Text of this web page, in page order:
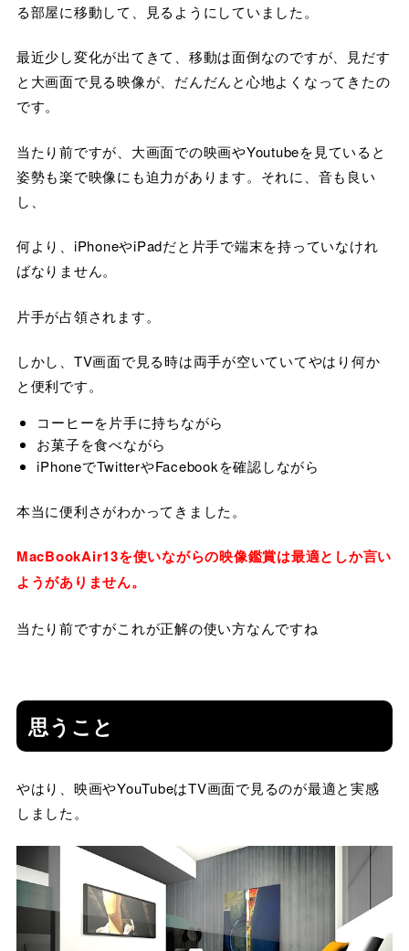
る部屋に移動して、見るようにしていました。
最近少し変化が出てきて、移動は面倒なのですが、見だす
と大画面で見る映像が、だんだんと心地よくなってきたの
です。
当たり前ですが、大画面での映画やYoutubeを見ていると
姿勢も楽で映像にも迫力があります。それに、音も良い
し、
何より、iPhoneやiPadだと片手で端末を持っていなけれ
ばなりません。
片手が占領されます。
しかし、TV画面で見る時は両手が空いていてやはり何か
と便利です。
コーヒーを片手に持ちながら
お菓子を食べながら
iPhoneでTwitterやFacebookを確認しながら
本当に便利さがわかってきました。
MacBookAir13を使いながらの映像鑑賞は最適としか言い
ようがありません。
当たり前ですがこれが正解の使い方なんですね
思うこと
やはり、映画やYouTubeはTV画面で見るのが最適と実感
しました。